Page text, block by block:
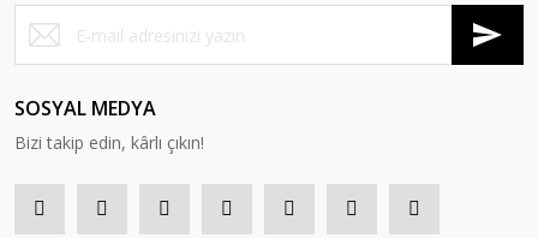
SOSYAL MEDYA
Bizi takip edin, kârlı çıkın!